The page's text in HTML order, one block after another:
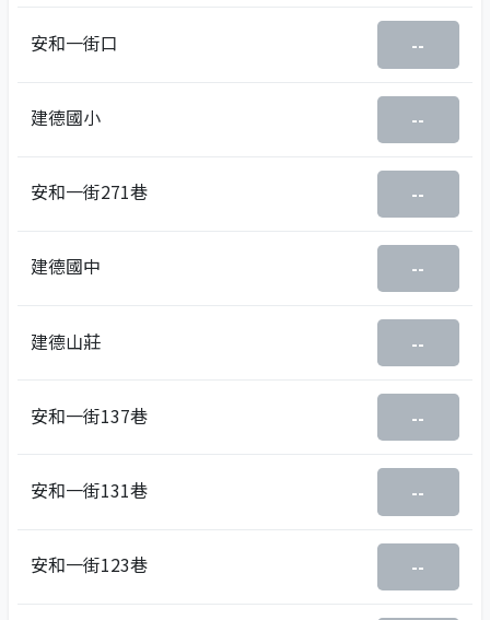
安和一街口 --
建德國小 --
安和一街271巷 --
建德國中 --
建德山莊 --
安和一街137巷 --
安和一街131巷 --
安和一街123巷 --